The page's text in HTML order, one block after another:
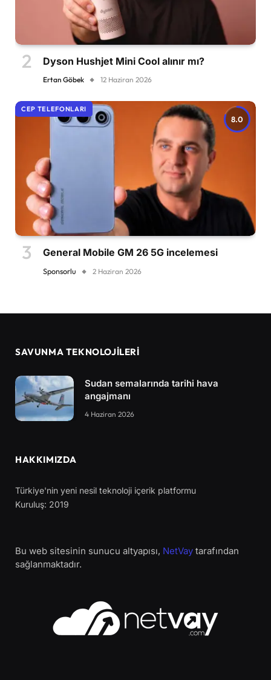
Dyson Hushjet Mini Cool alınır mı?
Ertan Göbek 12 Haziran 2026
8.0
CEP TELEFONLARI
General Mobile GM 26 5G incelemesi
Sponsorlu 2 Haziran 2026
SAVUNMA TEKNOLOJİLERİ
Sudan semalarında tarihi hava
angajmanı
4 Haziran 2026
HAKKIMIZDA
Türkiye'nin yeni nesil teknoloji içerik platformu
Kuruluş: 2019
Bu web sitesinin sunucu altyapısı, NetVay tarafından
sağlanmaktadır.